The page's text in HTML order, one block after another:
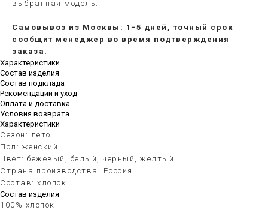
выбранная модель.
Самовывоз из Москвы: 1−5 дней, точный срок
сообщит менеджер во время подтверждения
заказа.
Характеристики
Состав изделия
Состав подклада
Рекомендации и уход
Оплата и доставка
Условия возврата
Характеристики
Сезон: лето
Пол: женский
Цвет: бежевый, белый, черный, желтый
Страна производства: Россия
Состав: хлопок
Состав изделия
100% хлопок